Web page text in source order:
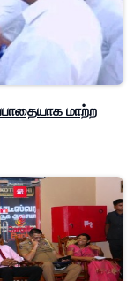
மாற்ற